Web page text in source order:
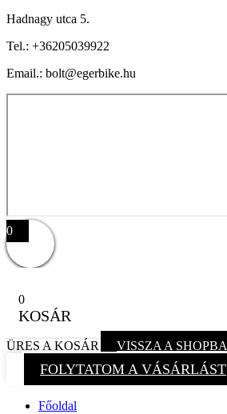
Hadnagy utca 5.
Tel.: +36205039922
Email.: bolt@egerbike.hu
0
0
KOSÁR
ÜRES A KOSÁR VISSZA A SHOPBA
FOLYTATOM A VÁSÁRLÁST
Főoldal